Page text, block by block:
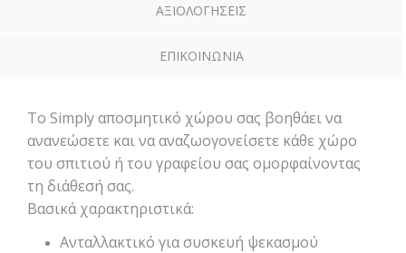
ΑΞΙΟΛΟΓΗΣΕΙΣ
ΕΠΙΚΟΙΝΩΝΙΑ
Το Simply αποσμητικό χώρου σας βοηθάει να
ανανεώσετε και να αναζωογονείσετε κάθε χώρο
του σπιτιού ή του γραφείου σας ομορφαίνοντας
τη διάθεσή σας.
Βασικά χαρακτηριστικά:
Ανταλλακτικό για συσκευή ψεκασμού